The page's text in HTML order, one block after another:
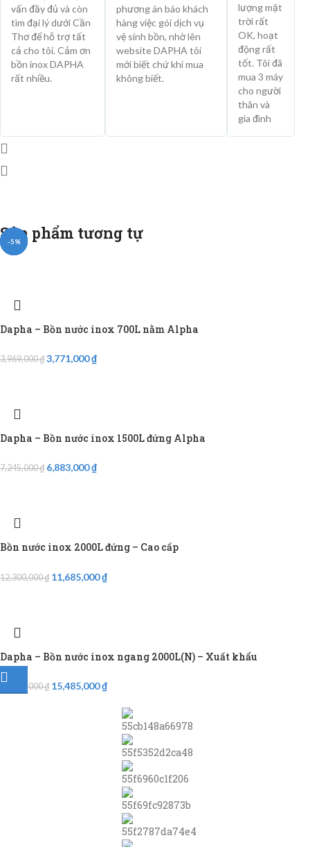
vấn đầy đủ và còn
tìm đại lý dưới Cần
Thơ để hỗ trợ tất
cả cho tôi. Cảm ơn
bồn inox DAPHA
rất nhiều.
phương án báo khách
hàng việc gói dịch vụ
vệ sinh bồn, nhờ lên
website DAPHA tôi
mới biết chứ khi mua
không biết.
lượng mặt
trời rất
OK, hoạt
động rất
tốt. Tôi đã
mua 3 máy
cho người
thân và
gia đình
Sản phẩm tương tự
-5%
Dapha – Bồn nước inox 700L nằm Alpha
3,969,000₫ 3,771,000₫
-5%
Dapha – Bồn nước inox 1500L đứng Alpha
7,245,000₫ 6,883,000₫
-5%
Bồn nước inox 2000L đứng – Cao cấp
12,300,000₫ 11,685,000₫
-5%
Dapha – Bồn nước inox ngang 2000L(N) – Xuất khẩu
16,300,000₫ 15,485,000₫